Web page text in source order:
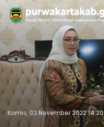
Kamis, 03 November 2022 14:20